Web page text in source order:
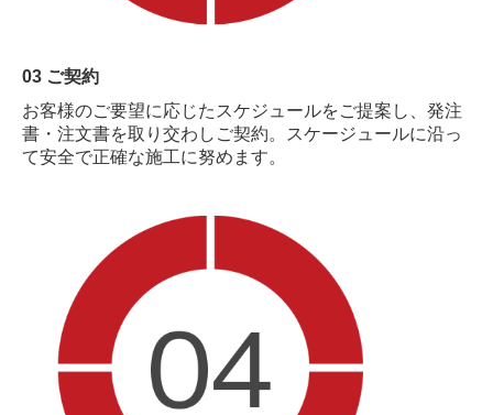
03 ご契約
お客様のご要望に応じたスケジュールをご提案し、発注
書・注文書を取り交わしご契約。スケージュールに沿っ
て安全で正確な施工に努めます。